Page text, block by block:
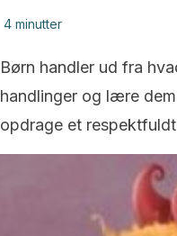
4 minutter
Børn handler ud fra
handlinger og lære
opdrage et